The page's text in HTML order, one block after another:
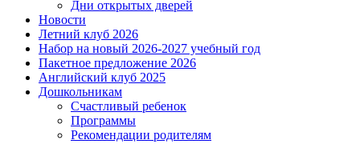
Дни открытых дверей
Новости
Летний клуб 2026
Набор на новый 2026-2027 учебный год
Пакетное предложение 2026
Английский клуб 2025
Дошкольникам
Счастливый ребенок
Программы
Рекомендации родителям